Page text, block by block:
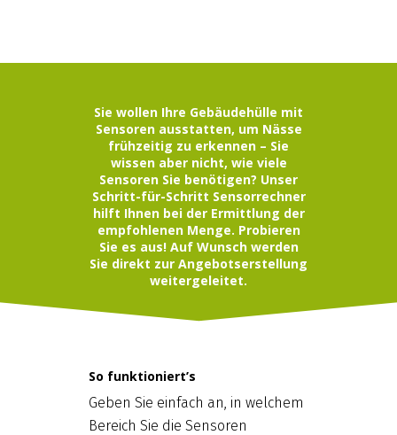
Sie wollen Ihre Gebäudehülle mit
Sensoren ausstatten, um Nässe
frühzeitig zu erkennen – Sie
wissen aber nicht, wie viele
Sensoren Sie benötigen? Unser
Schritt-für-Schritt Sensorrechner
hilft Ihnen bei der Ermittlung der
empfohlenen Menge. Probieren
Sie es aus! Auf Wunsch werden
Sie direkt zur Angebotserstellung
weitergeleitet.
So funktioniert’s
Geben Sie einfach an, in welchem
Bereich Sie die Sensoren